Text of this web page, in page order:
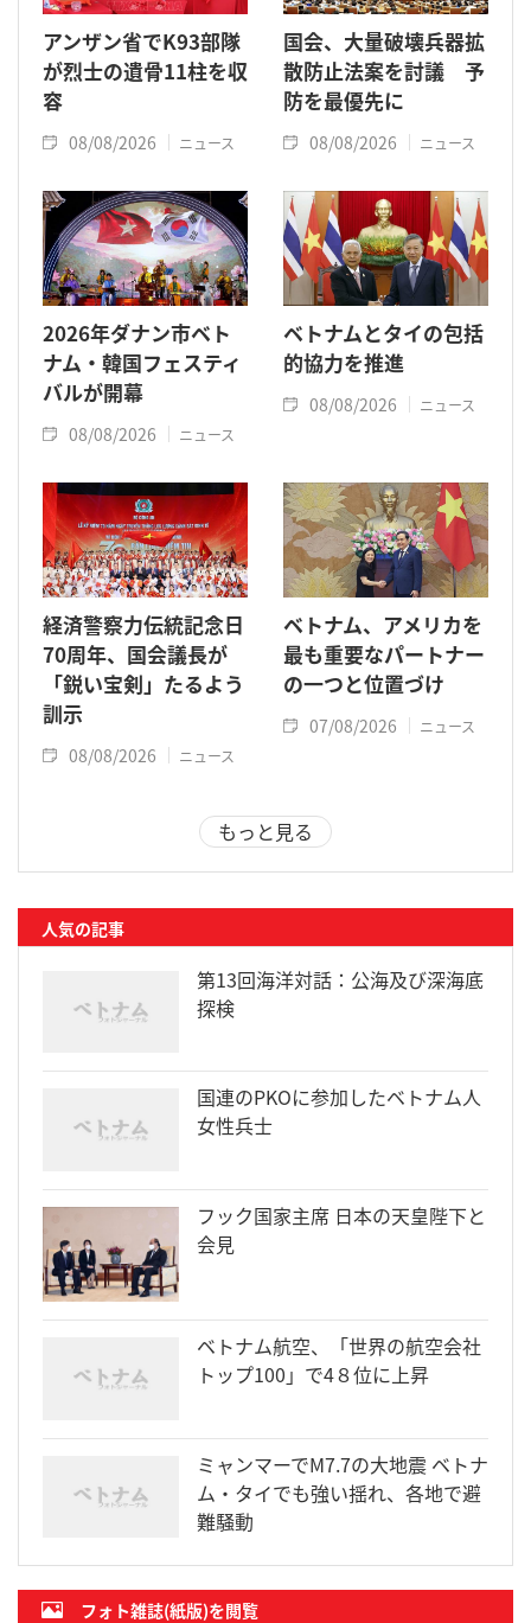
アンザン省でK93部隊
が烈士の遺骨11柱を収
容
08/08/2026 ニュース
国会、大量破壊兵器拡
散防止法案を討議 予
防を最優先に
08/08/2026 ニュース
2026年ダナン市ベト
ナム・韓国フェスティ
バルが開幕
08/08/2026 ニュース
ベトナムとタイの包括
的協力を推進
08/08/2026 ニュース
経済警察力伝統記念日
70周年、国会議長が
「鋭い宝剣」たるよう
訓示
08/08/2026 ニュース
ベトナム、アメリカを
最も重要なパートナー
の一つと位置づけ
07/08/2026 ニュース
もっと見る
人気の記事
第13回海洋対話：公海及び深海底
探検
国連のPKOに参加したベトナム人
女性兵士
フック国家主席 日本の天皇陛下と
会見
ベトナム航空、「世界の航空会社
トップ100」で4８位に上昇
ミャンマーでM7.7の大地震 ベトナ
ム・タイでも強い揺れ、各地で避
難騒動
フォト雑誌(紙版)を閲覧